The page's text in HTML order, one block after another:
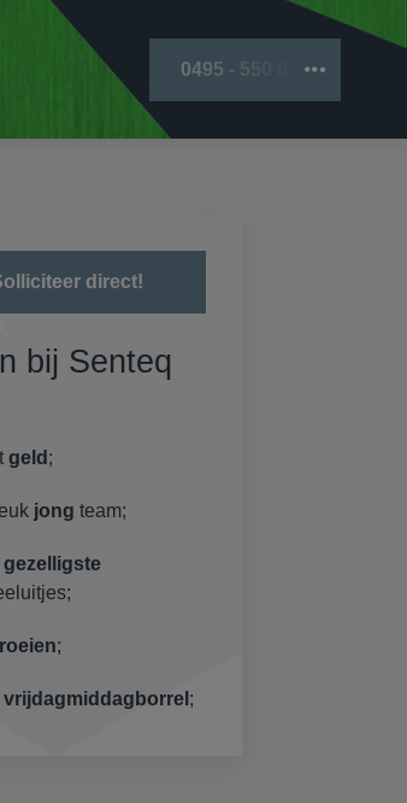
0495 - 550 828
direct!
bij Senteq
geld ;
jong team;
gezelligste
;
vrijdagmiddagborrel ;